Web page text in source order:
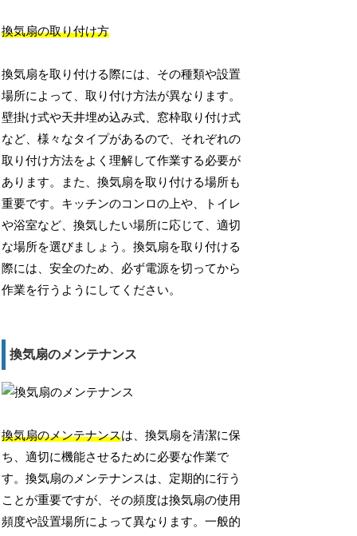
換気扇の取り付け方
換気扇を取り付ける際には、その種類や設置
場所によって、取り付け方法が異なります。
壁掛け式や天井埋め込み式、窓枠取り付け式
など、様々なタイプがあるので、それぞれの
取り付け方法をよく理解して作業する必要が
あります。また、換気扇を取り付ける場所も
重要です。キッチンのコンロの上や、トイレ
や浴室など、換気したい場所に応じて、適切
な場所を選びましょう。換気扇を取り付ける
際には、安全のため、必ず電源を切ってから
作業を行うようにしてください。
換気扇のメンテナンス
換気扇のメンテナンスは、換気扇を清潔に保
ち、適切に機能させるために必要な作業で
す。換気扇のメンテナンスは、定期的に行う
ことが重要ですが、その頻度は換気扇の使用
頻度や設置場所によって異なります。一般的